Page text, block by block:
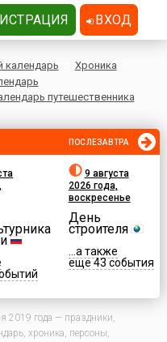
календарь
Хроника
путешественника
ПОСЛЕЗАВТРА
9 августа
2026 года,
воскресенье
День
строителя
...а также
еще 43 события
2019 года — праздники,
хроника, персоны,
ВХОД